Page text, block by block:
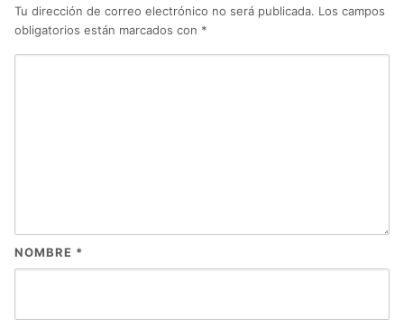
Tu dirección de correo electrónico no será publicada. Los campos
obligatorios están marcados con *
NOMBRE *